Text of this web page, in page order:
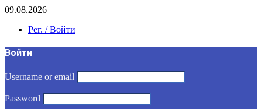
09.08.2026
Рег. / Войти
Войти
Username or email
Password